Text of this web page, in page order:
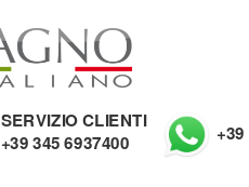
SERVIZIO CLIENTI
+39 345 6937400